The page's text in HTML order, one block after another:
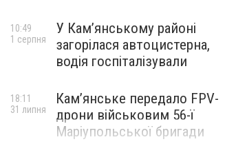
У Кам’янському районі
загорілася автоцистерна,
водія госпіталізували
10:49
1 серпня
Кам’янське передало FPV-
дрони військовим 56-ї
Маріупольської бригади
18:11
31 липня